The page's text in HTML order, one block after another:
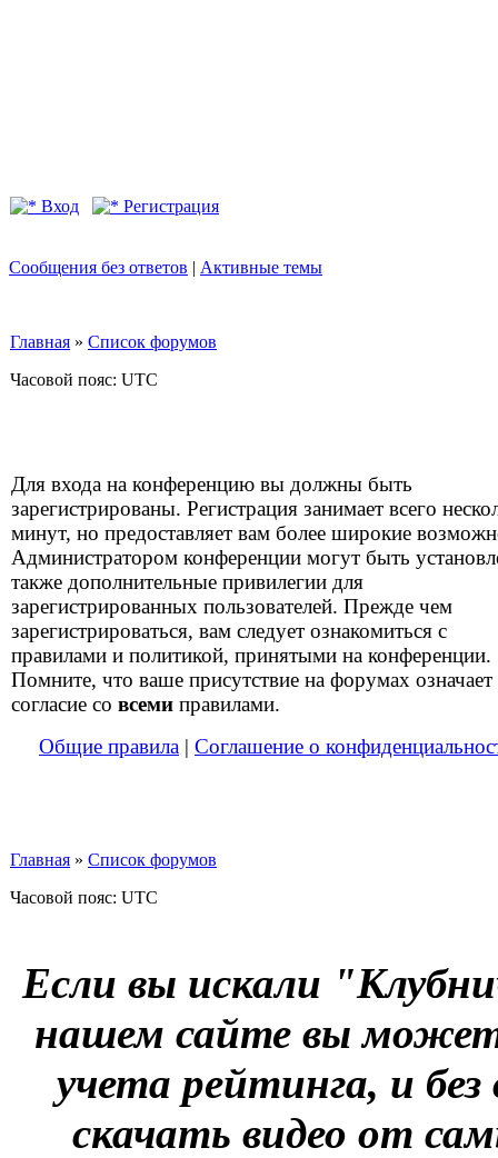
Вход Регистрация
Сообщения без ответов | Активные темы
Главная » Список форумов
Часовой пояс: UTC
Для входа на конференцию вы должны быть
зарегистрированы. Регистрация занимает всего
минут, но предоставляет вам более широкие
Администратором конференции могут быть
также дополнительные привилегии для
зарегистрированных пользователей. Прежде чем
зарегистрироваться, вам следует ознакомиться с
правилами и политикой, принятыми на конференции.
Помните, что ваше присутствие на форумах означает
согласие со всеми правилами.
Общие правила | Соглашение о
Главная » Список форумов
Часовой пояс: UTC
Если вы искали
нашем сайте вы
учета рейтинга, и
скачать видео от